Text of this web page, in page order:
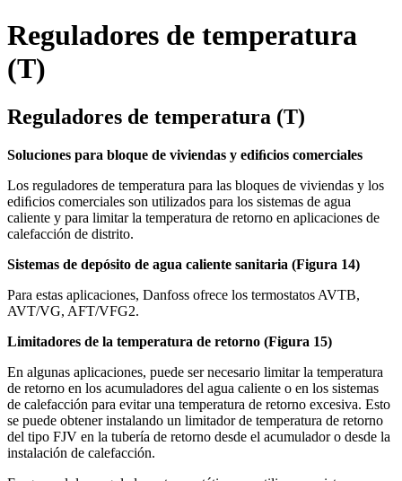
Reguladores de temperatura
(T)
Reguladores de temperatura (T)
Soluciones para bloque de viviendas y ediﬁcios comerciales
Los reguladores de temperatura para las bloques de viviendas y los
ediﬁcios comerciales son utilizados para los sistemas de agua
caliente y para limitar la temperatura de retorno en aplicaciones de
calefacción de distrito.
Sistemas de depósito de agua caliente sanitaria (Figura 14)
Para estas aplicaciones, Danfoss ofrece los termostatos AVTB,
AVT/VG, AFT/VFG2.
Limitadores de la temperatura de retorno (Figura 15)
En algunas aplicaciones, puede ser necesario limitar la temperatura
de retorno en los acumuladores del agua caliente o en los sistemas
de calefacción para evitar una temperatura de retorno excesiva. Esto
se puede obtener instalando un limitador de temperatura de retorno
del tipo FJV en la tubería de retorno desde el acumulador o desde la
instalación de calefacción.